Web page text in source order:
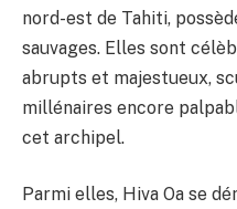
nord-est de Tahiti,
sauvages. Elles sont
abrupts et majestueux,
millénaires encore
cet archipel.
Parmi elles, Hiva Oa se